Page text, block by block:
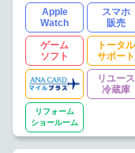
Apple
Watch
スマホ
販売
ゲーム
ソフト
トータル
サポート
リユース
冷蔵庫
リフォーム
ショールーム